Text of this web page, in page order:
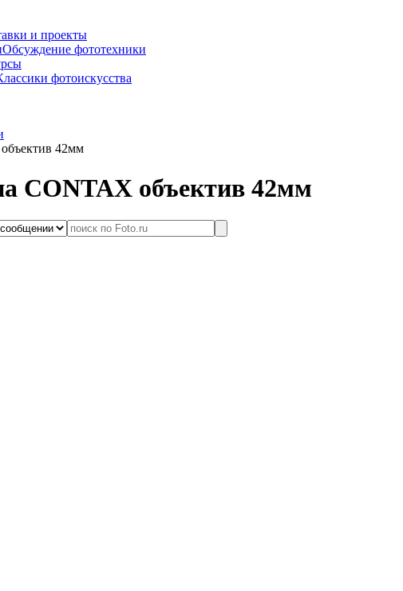
и проекты
Обсуждение фототехники
фотоискусства
42мм
CONTAX объектив 42мм